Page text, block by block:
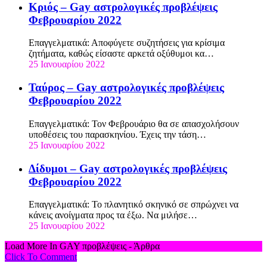
Κριός – Gay αστρολογικές προβλέψεις
Φεβρουαρίου 2022
Επαγγελματικά: Αποφύγετε συζητήσεις για κρίσιμα
ζητήματα, καθώς είσαστε αρκετά οξύθυμοι κα…
25 Ιανουαρίου 2022
Ταύρος – Gay αστρολογικές προβλέψεις
Φεβρουαρίου 2022
Επαγγελματικά: Τον Φεβρουάριο θα σε απασχολήσουν
υποθέσεις του παρασκηνίου. Έχεις την τάση…
25 Ιανουαρίου 2022
Δίδυμοι – Gay αστρολογικές προβλέψεις
Φεβρουαρίου 2022
Επαγγελματικά: Το πλανητικό σκηνικό σε σπρώχνει να
κάνεις ανοίγματα προς τα έξω. Να μιλήσε…
25 Ιανουαρίου 2022
Load More In GAY προβλέψεις - Άρθρα
Click To Comment